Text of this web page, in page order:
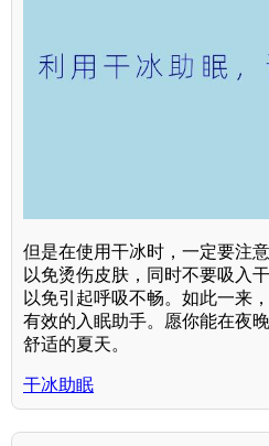
但是在使用干冰时，一定要注
以免烫伤皮肤，同时不要吸入
以免引起呼吸不畅。如此一来
有效的入眠助手。愿你能在夜
舒适的夏天。
干冰助眠